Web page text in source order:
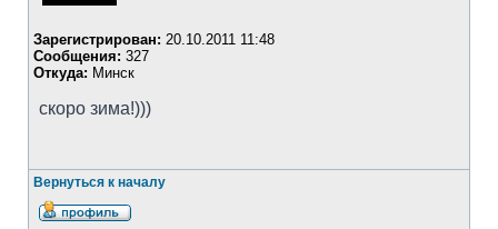
Зарегистрирован: 20.10.2011 11:48
Сообщения: 327
Откуда: Минск
скоро зима!)))
Вернуться к началу